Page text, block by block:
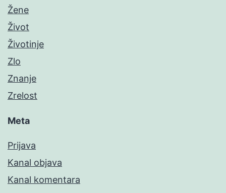
Žene
Život
Životinje
Zlo
Znanje
Zrelost
Meta
Prijava
Kanal objava
Kanal komentara